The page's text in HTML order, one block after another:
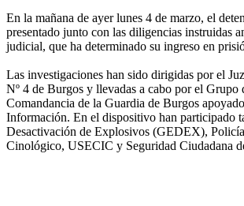
En la mañana de ayer lunes 4 de marzo, el
presentado junto con las diligencias instruidas
judicial, que ha determinado su ingreso en
Las investigaciones han sido dirigidas por el
Nº 4 de Burgos y llevadas a cabo por el Grupo
Comandancia de la Guardia de Burgos
Información. En el dispositivo han participado
Desactivación de Explosivos (GEDEX),
Cinológico, USECIC y Seguridad Ciudadana